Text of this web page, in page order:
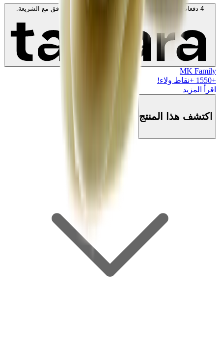
4 دفعات بدون فوائد بقيمة
. بدون رسوم. متوافق مع الشريعة.
MK Family
+
1550 +نقاط ولاء!
اقرأ المزيد
اكتشف هذا المنتج